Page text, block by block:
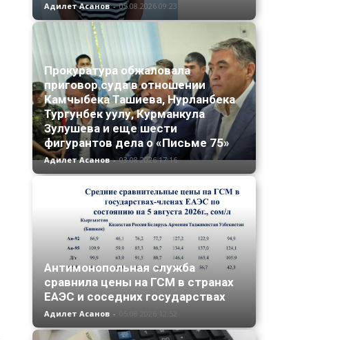
Адилет Асанов - 05.08.2026 09:23
Прокуратура обжаловала
приговор суда в отношении
Камчыбека Ташиева, Нурланбека
Тургунбек уулу, Курманкула
Зулушева и еще шести
фигурантов дела о «Письме 75»
Адилет Асанов - 03.08.2026 17:16
Антимонопольная служба
сравнила цены на ГСМ в странах
ЕАЭС и соседних государствах
Адилет Асанов -